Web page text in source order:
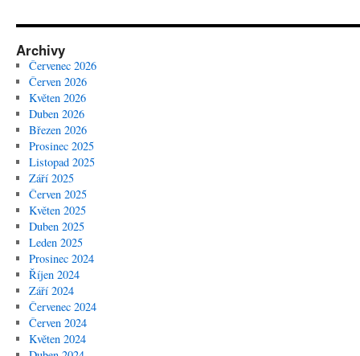
Archivy
Červenec 2026
Červen 2026
Květen 2026
Duben 2026
Březen 2026
Prosinec 2025
Listopad 2025
Září 2025
Červen 2025
Květen 2025
Duben 2025
Leden 2025
Prosinec 2024
Říjen 2024
Září 2024
Červenec 2024
Červen 2024
Květen 2024